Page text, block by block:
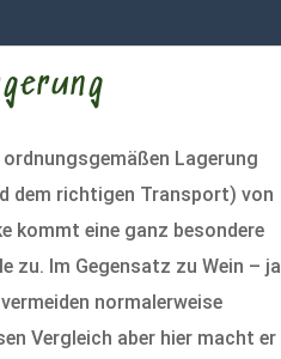
ordnungsgemäßen Lagerung
dem richtigen Transport) von
kommt eine ganz besondere
zu. Im Gegensatz zu Wein – ja
normalerweise
Vergleich aber hier macht er